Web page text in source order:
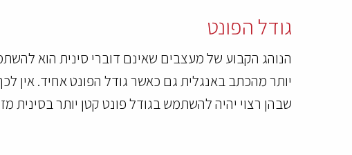
גודל הפונט
הנוהג הקבוע של מעצבים שאינם דוברי סינית הוא
יותר מהכתב באנגלית גם כאשר גודל הפונט אחיד. אין
שבהן רצוי יהיה להשתמש בגודל פונט קטן יותר בסינית